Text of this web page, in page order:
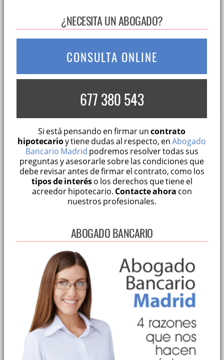
¿NECESITA UN ABOGADO?
CONSULTA ONLINE
677 380 543
Si está pensando en firmar uncontrato
hipotecarioy tiene dudas al respecto, enAbogado
Bancario Madrid podremos resolver todas sus
preguntas y asesorarle sobre las condiciones que
debe revisar antes de firmar el contrato, como los
tipos de interéso los derechos que tiene el
acreedor hipotecario. Contacte ahora con
nuestros profesionales.
ABOGADO BANCARIO